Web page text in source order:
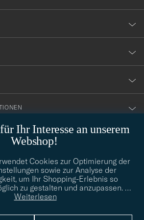
Ihr Interesse an unserem
Webshop!
Cookies zur Optimierung der
sowie zur Analyse der
um Ihr Shopping-Erlebnis so
zu gestalten und anzupassen. …
Weiterlesen
der Suche nach Ihrem persönlichen Stil?
wir helfen Ihnen gerne weiter!